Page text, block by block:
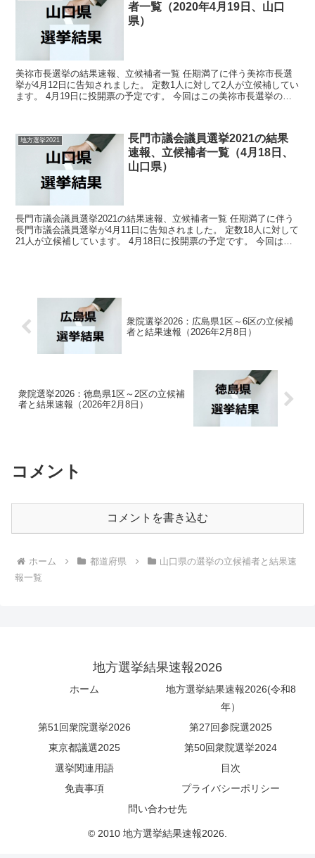
者一覧（2020年4月19日、山口
県）
美祢市長選挙の結果速報、立候補者一覧 任期満了に伴う美祢市長選
挙が4月12日に告知されました。 定数1人に対して2人が立候補してい
ます。 4月19日に投開票の予定です。 今回はこの美祢市長選挙の関
地方選挙2021
長門市議会議員選挙2021の結果
速報、立候補者一覧（4月18日、
山口県）
長門市議会議員選挙2021の結果速報、立候補者一覧 任期満了に伴う
長門市議会議員選挙が4月11日に告知されました。 定数18人に対して
21人が立候補しています。 4月18日に投開票の予定です。 今回はこ
衆院選挙2026：広島県1区～6区の立候補
者と結果速報（2026年2月8日）
衆院選挙2026：徳島県1区～2区の立候補
者と結果速報（2026年2月8日）
コメント
コメントを書き込む
ホーム 都道府県
山口県の選挙の立候補者と結果速
報一覧
地方選挙結果速報2026
ホーム
地方選挙結果速報2026(令和8
年）
第51回衆院選挙2026
第27回参院選2025
東京都議選2025
第50回衆院選挙2024
選挙関連用語
目次
免責事項
プライバシーポリシー
問い合わせ先
© 2010 地方選挙結果速報2026.